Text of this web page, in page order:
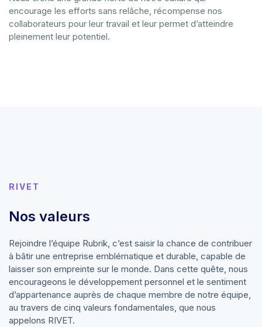
encourage les efforts sans relâche, récompense nos
collaborateurs pour leur travail et leur permet d’atteindre
pleinement leur potentiel.
RIVET
Nos valeurs
Rejoindre l’équipe Rubrik, c’est saisir la chance de contribuer
à bâtir une entreprise emblématique et durable, capable de
laisser son empreinte sur le monde. Dans cette quête, nous
encourageons le développement personnel et le sentiment
d’appartenance auprès de chaque membre de notre équipe,
au travers de cinq valeurs fondamentales, que nous
appelons RIVET.